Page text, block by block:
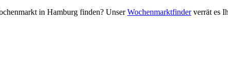
in Hamburg finden? UnserWochenmarktfinderverrät es